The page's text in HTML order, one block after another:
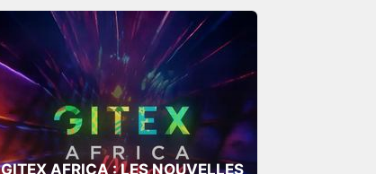
GITEX AFRICA : LES NOUVELLES